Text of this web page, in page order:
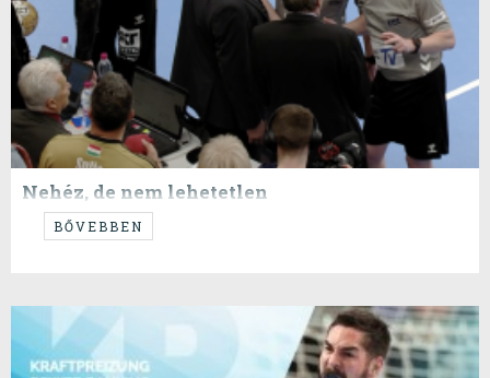
Nehéz, de nem lehetetlen
...vérrel, verejtékkel...
BŐVEBBEN